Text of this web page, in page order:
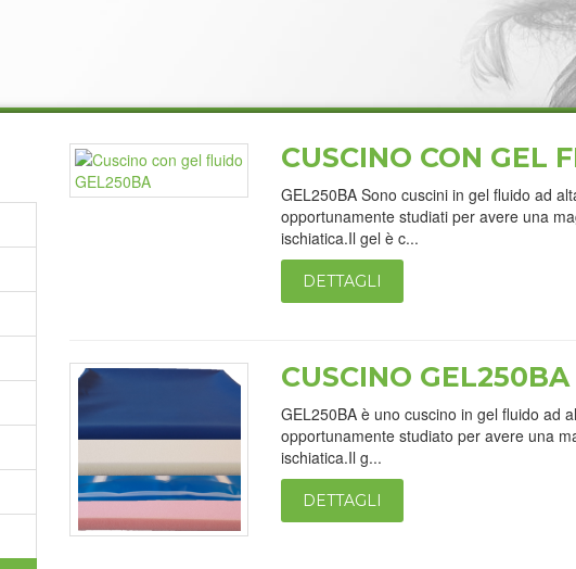
CUSCINO CON GEL
GEL250BA Sono cuscini in gel fluido ad
opportunamente studiati per avere una
ischiatica.Il gel è c...
DETTAGLI
CUSCINO
GEL250BA è uno cuscino in gel fluido ad
opportunamente studiato per avere una
ischiatica.Il g...
DETTAGLI